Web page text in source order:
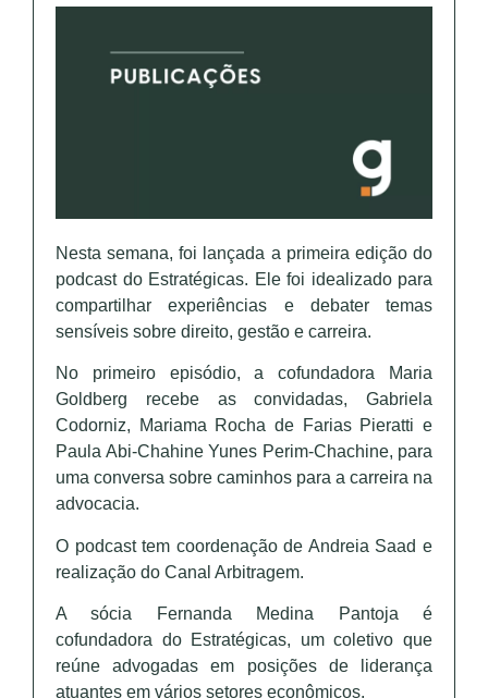
Nesta semana, foi lançada a primeira edição do
podcast do Estratégicas. Ele foi idealizado para
compartilhar experiências e debater temas
sensíveis sobre direito, gestão e carreira.
No primeiro episódio, a cofundadora Maria
Goldberg recebe as convidadas, Gabriela
Codorniz, Mariama Rocha de Farias Pieratti e
Paula Abi-Chahine Yunes Perim-Chachine, para
uma conversa sobre caminhos para a carreira na
advocacia.
O podcast tem coordenação de Andreia Saad e
realização do Canal Arbitragem.
A sócia Fernanda Medina Pantoja é
cofundadora do Estratégicas, um coletivo que
reúne advogadas em posições de liderança
atuantes em vários setores econômicos.